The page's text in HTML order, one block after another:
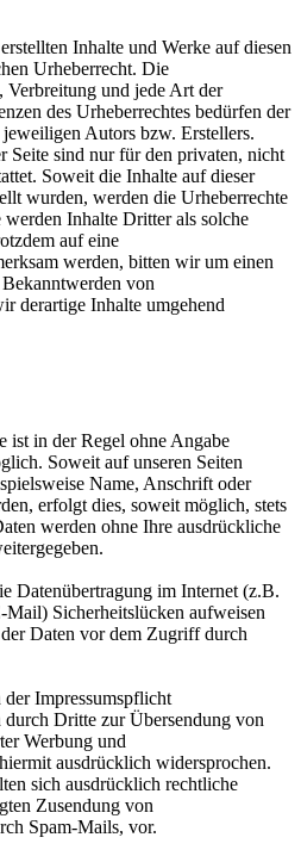
Inhalte und Werke auf diesen
Urheberrecht. Die
und jede Art der
des Urheberrechtes bedürfen der
Autors bzw. Erstellers.
Seite sind nur für den privaten, nicht
Soweit die Inhalte auf dieser
wurden, werden die Urheberrechte
Inhalte Dritter als solche
auf eine
werden, bitten wir um einen
von
derartige Inhalte umgehend
ist in der Regel ohne Angabe
Soweit auf unseren Seiten
Name, Anschrift oder
erfolgt dies, soweit möglich, stets
werden ohne Ihre ausdrückliche
Datenübertragung im Internet (z.B.
Sicherheitslücken aufweisen
Daten vor dem Zugriff durch
Impressumspflicht
Dritte zur Übersendung von
Werbung und
ausdrücklich widersprochen.
sich ausdrücklich rechtliche
Zusendung von
Spam-Mails, vor.